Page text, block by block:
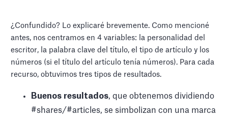
¿Confundido? Lo explicaré brevemente. Como mencioné
antes, nos centramos en 4 variables: la personalidad del
escritor, la palabra clave del título, el tipo de artículo y los
números (si el título del artículo tenía números). Para cada
recurso, obtuvimos tres tipos de resultados.
Buenos resultados, que obtenemos dividiendo
#shares/#articles, se simbolizan con una marca